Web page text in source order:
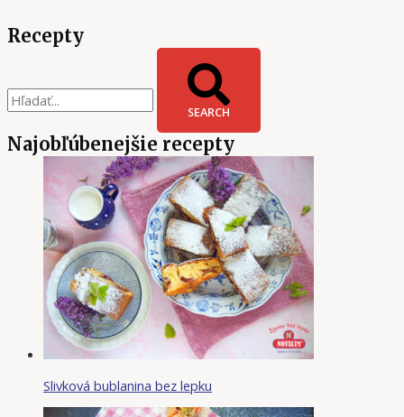
Recepty
SEARCH
Najobľúbenejšie recepty
Slivková bublanina bez lepku